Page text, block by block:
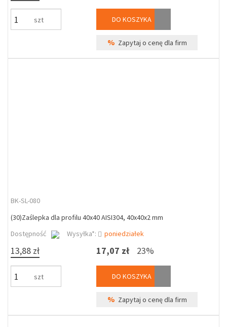
szt DO KOSZYKA
% Zapytaj o cenę dla firm
BK-SL-080
(30)Zaślepka dla profilu 40x40 AISI304, 40x40x2 mm
Dostępność
Wysyłka*: poniedziałek
13,88 zł
szt
17,07 zł 23%
DO KOSZYKA
% Zapytaj o cenę dla firm